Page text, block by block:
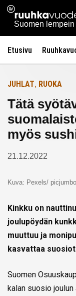
Siirry
sisältöön
Ruuhkavuodet.fi
Suomen
Etusivu
Etusivulle
JUHLAT, RUOKA
Tätä
myös
21.12.2022
Kuva: Pexels/
Kinkku on
joulupöydän
muuttuu ja
kasvattaa
Suomen
kalan suosio joulun